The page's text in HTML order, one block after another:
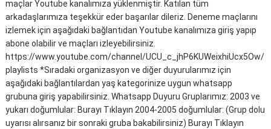
maçlar Youtube kanalımıza yüklenmiştir. Katılan tüm
arkadaşlarımıza teşekkür eder başarılar dileriz. Deneme maçlarını
izlemek için aşağıdaki bağlantıdan Youtube kanalımıza giriş yapıp
abone olabilir ve maçları izleyebilirsiniz.
https://www.youtube.com/channel/UCU_c_jhP6KUWeixhiUcx5Ow/
playlists *Sıradaki organizasyon ve diğer duyurularımız için
aşağıdaki bağlantılardan yaş kategorinize uygun whatsapp
grubuna giriş yapabilirsiniz. Whatsapp Duyuru Gruplarımız: 2003 ve
yukarı doğumlular: Burayı Tıklayın 2004-2005 doğumlular: (Grup dolu
uyarısı alırsanız bir sonraki gruba bakabilirsiniz) Burayı Tıklayın